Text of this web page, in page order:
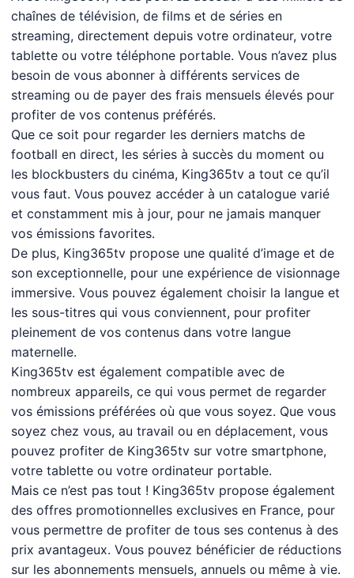
chaînes de télévision, de films et de séries en
streaming, directement depuis votre ordinateur, votre
tablette ou votre téléphone portable. Vous n’avez plus
besoin de vous abonner à différents services de
streaming ou de payer des frais mensuels élevés pour
profiter de vos contenus préférés.
Que ce soit pour regarder les derniers matchs de
football en direct, les séries à succès du moment ou
les blockbusters du cinéma, King365tv a tout ce qu’il
vous faut. Vous pouvez accéder à un catalogue varié
et constamment mis à jour, pour ne jamais manquer
vos émissions favorites.
De plus, King365tv propose une qualité d’image et de
son exceptionnelle, pour une expérience de visionnage
immersive. Vous pouvez également choisir la langue et
les sous-titres qui vous conviennent, pour profiter
pleinement de vos contenus dans votre langue
maternelle.
King365tv est également compatible avec de
nombreux appareils, ce qui vous permet de regarder
vos émissions préférées où que vous soyez. Que vous
soyez chez vous, au travail ou en déplacement, vous
pouvez profiter de King365tv sur votre smartphone,
votre tablette ou votre ordinateur portable.
Mais ce n’est pas tout ! King365tv propose également
des offres promotionnelles exclusives en France, pour
vous permettre de profiter de tous ses contenus à des
prix avantageux. Vous pouvez bénéficier de réductions
sur les abonnements mensuels, annuels ou même à vie.